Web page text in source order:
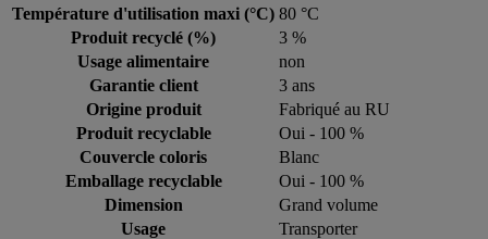
Température d'utilisation maxi (°C) 80 °C
Produit recyclé (%)
3 %
Usage alimentaire
non
Garantie client
3 ans
Origine produit
Fabriqué au RU
Produit recyclable
Oui - 100 %
Couvercle coloris
Blanc
Emballage recyclable
Oui - 100 %
Dimension
Grand volume
Usage
Transporter